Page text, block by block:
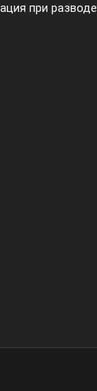
при разводе